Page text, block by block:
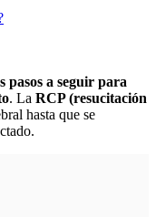
pasos a seguir para
. La RCP (resucitación
hasta que se